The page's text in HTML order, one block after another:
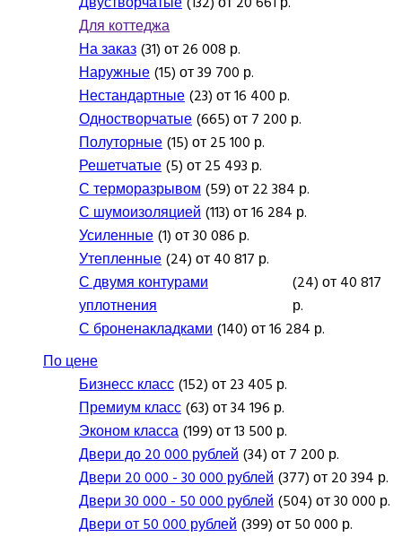
Для коттеджа
На заказ(31) от 26 008 р.
Наружные(15) от 39 700 р.
Нестандартные(23) от 16 400 р.
Одностворчатые(665) от 7 200 р.
Полуторные(15) от 25 100 р.
Решетчатые(5) от 25 493 р.
С терморазрывом(59) от 22 384 р.
С шумоизоляцией(113) от 16 284 р.
Усиленные(1) от 30 086 р.
Утепленные(24) от 40 817 р.
С двумя контурами
уплотнения
(24) от 40 817
р.
С броненакладками(140) от 16 284 р.
По цене
Бизнесс класс(152) от 23 405 р.
Премиум класс(63) от 34 196 р.
Эконом класса(199) от 13 500 р.
Двери до 20 000 рублей(34) от 7 200 р.
Двери 20 000 - 30 000 рублей(377) от 20 394 р.
Двери 30 000 - 50 000 рублей(504) от 30 000 р.
Двери от 50 000 рублей(399) от 50 000 р.